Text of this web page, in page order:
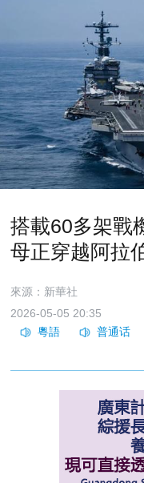
搭載60多架戰
母正穿越阿拉
來源：新華社
2026-05-05 20:35